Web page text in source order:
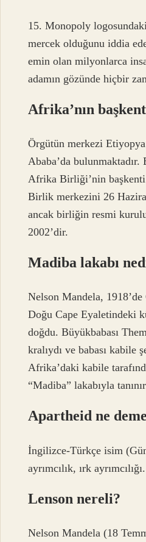
15. Monopoly
mercek olduğunu iddia
emin olan milyonlarca
adamın gözünde hiçbir
Afrika’nın
Örgütün merkezi
Ababa’da bulunmaktadır.
Afrika Birliği’nin
Birlik merkezini 26
ancak birliğin resmi
2002’dir.
Madiba lakabı
Nelson Mandela,
Doğu Cape Eyaletindeki
doğdu. Büyükbabası
kralıydı ve babası kabile
Afrika’daki kabile
“Madiba” lakabıyla
Apartheid ne
İngilizce-Türkçe isim
ayrımcılık, ırk ayrımcılığı.
Lenson nereli?
Nelson Mandela (18